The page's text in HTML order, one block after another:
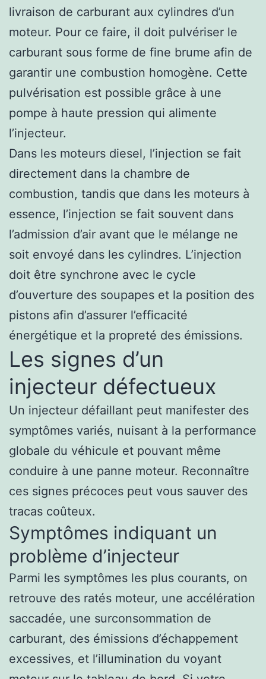
livraison de carburant aux cylindres d’un
moteur. Pour ce faire, il doit pulvériser le
carburant sous forme de fine brume afin de
garantir une combustion homogène. Cette
pulvérisation est possible grâce à une
pompe à haute pression qui alimente
l’injecteur.
Dans les moteurs diesel, l’injection se fait
directement dans la chambre de
combustion, tandis que dans les moteurs à
essence, l’injection se fait souvent dans
l’admission d’air avant que le mélange ne
soit envoyé dans les cylindres. L’injection
doit être synchrone avec le cycle
d’ouverture des soupapes et la position des
pistons afin d’assurer l’efficacité
énergétique et la propreté des émissions.
Les signes d’un
injecteur défectueux
Un injecteur défaillant peut manifester des
symptômes variés, nuisant à la performance
globale du véhicule et pouvant même
conduire à une panne moteur. Reconnaître
ces signes précoces peut vous sauver des
tracas coûteux.
Symptômes indiquant un
problème d’injecteur
Parmi les symptômes les plus courants, on
retrouve des ratés moteur, une accélération
saccadée, une surconsommation de
carburant, des émissions d’échappement
excessives, et l’illumination du voyant